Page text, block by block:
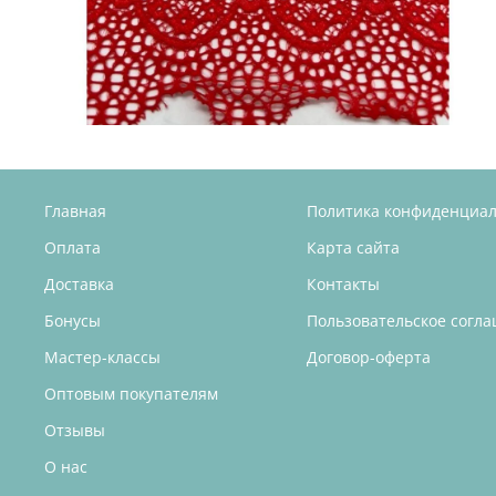
Главная
Оплата
Доставка
Бонусы
Мастер-классы
Оптовым покупателям
Отзывы
О нас
Политика
Карта сайта
Контакты
Пользовательское
Договор-оферта